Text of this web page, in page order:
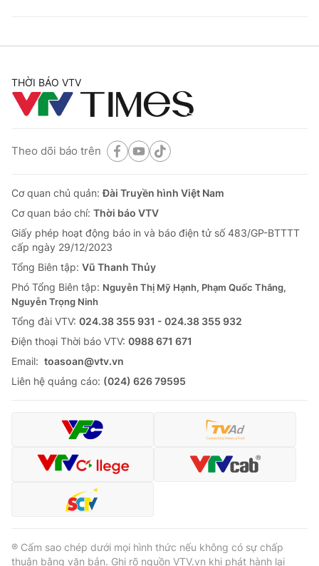
THỜI BÁO VTV
Theo dõi báo trên
Cơ quan chủ quản:Đài Truyền hình Việt Nam
Cơ quan báo chí: Thời báo VTV
Giấy phép hoạt động báo in và báo điện tử số 483/GP-BTTTT
cấp ngày 29/12/2023
Tổng Biên tập: Vũ Thanh Thủy
Phó Tổng Biên tập: Nguyễn Thị Mỹ Hạnh, Phạm Quốc Thắng,
Nguyễn Trọng Ninh
Tổng đài VTV: 024.38 355 931 - 024.38 355 932
Ðiện thoại Thời báo VTV: 0988 671 671
Email: toasoan@vtv.vn
Liên hệ quảng cáo: (024) 626 79595
® Cấm sao chép dưới mọi hình thức nếu không có sự chấp
thuận bằng văn bản. Ghi rõ nguồn VTV.vn khi phát hành lại